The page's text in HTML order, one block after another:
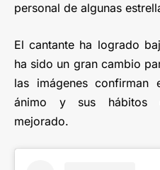
personal de algunas
El cantante ha logrado
ha sido un gran cambio
las imágenes
ánimo y sus hábitos
mejorado.